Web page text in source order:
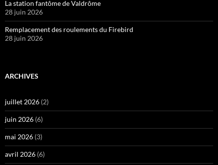
La station fantôme de Valdrôme
28 juin 2026
Remplacement des roulements du Firebird
28 juin 2026
ARCHIVES
juillet 2026 (2)
juin 2026 (6)
mai 2026 (3)
avril 2026 (6)